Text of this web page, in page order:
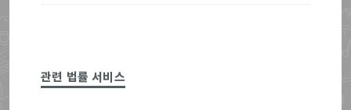
관련 법률 서비스